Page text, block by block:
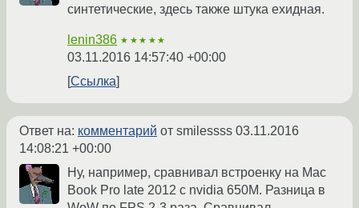
синтетические, здесь также штука ехидная.
lenin386 ★★★★★
03.11.2016 14:57:40 +00:00
Ссылка
Ответ на: комментарий от smilessss 03.11.2016
14:08:21 +00:00
Ну, например, сравнивал встроенку на Mac
Book Pro late 2012 с nvidia 650M. Разница в